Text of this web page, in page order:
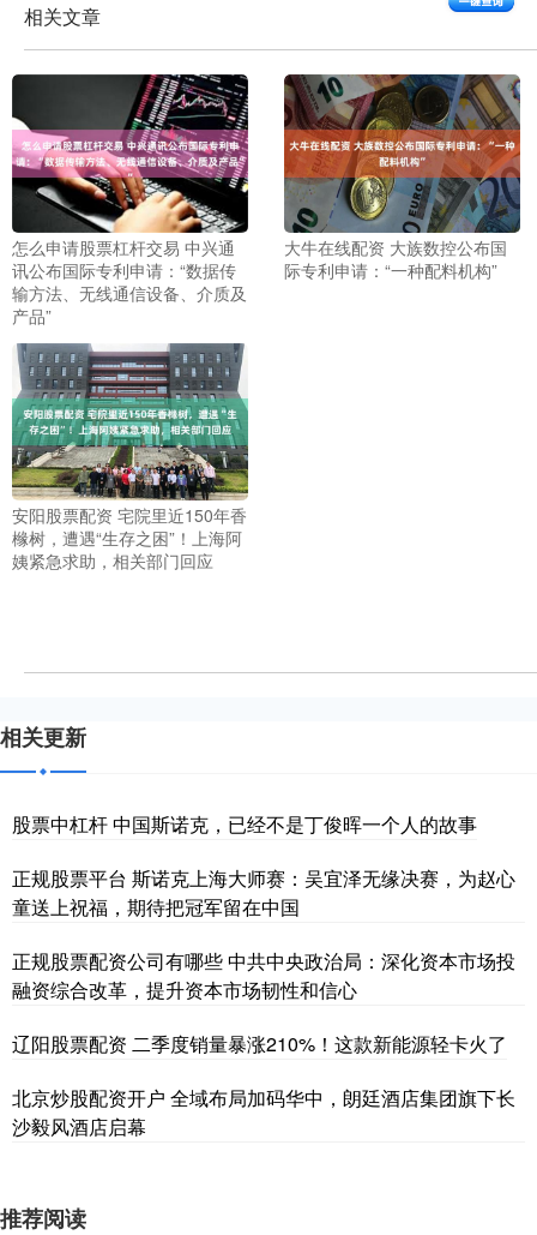
相关文章
怎么申请股票杠杆交易 中兴通
讯公布国际专利申请：“数据传
输方法、无线通信设备、介质及
产品”
大牛在线配资 大族数控公布国
际专利申请：“一种配料机构”
安阳股票配资 宅院里近150年香
橼树，遭遇“生存之困”！上海阿
姨紧急求助，相关部门回应
相关更新
股票中杠杆 中国斯诺克，已经不是丁俊晖一个人的故事
正规股票平台 斯诺克上海大师赛：吴宜泽无缘决赛，为赵心
童送上祝福，期待把冠军留在中国
正规股票配资公司有哪些 中共中央政治局：深化资本市场投
融资综合改革，提升资本市场韧性和信心
辽阳股票配资 二季度销量暴涨210%！这款新能源轻卡火了
北京炒股配资开户 全域布局加码华中，朗廷酒店集团旗下长
沙毅风酒店启幕
推荐阅读